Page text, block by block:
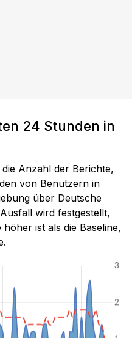
24 Stunden in
Anzahl der Berichte,
von Benutzern in
über Deutsche
wird festgestellt,
ist als die Baseline,